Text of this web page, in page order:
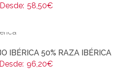
Desde: 58,50€
IBÉRICA 50% RAZA IBÉRICA
Desde: 96,20€